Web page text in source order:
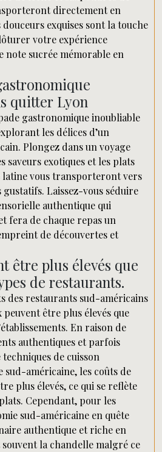
directement en
douceurs exquises sont la touche
votre expérience
note sucrée mémorable en
quitter Lyon
gastronomique inoubliable
les délices d’un
Plongez dans un voyage
saveurs exotiques et les plats
latine vous transporteront vers
Laissez-vous séduire
authentique qui
fera de chaque repas un
de découvertes et
être plus élevés que
de restaurants.
des restaurants sud-américains
peuvent être plus élevés que
En raison de
authentiques et parfois
de cuisson
sud-américaine, les coûts de
plus élevés, ce qui se reflète
Cependant, pour les
sud-américaine en quête
authentique et riche en
souvent la chandelle malgré ce